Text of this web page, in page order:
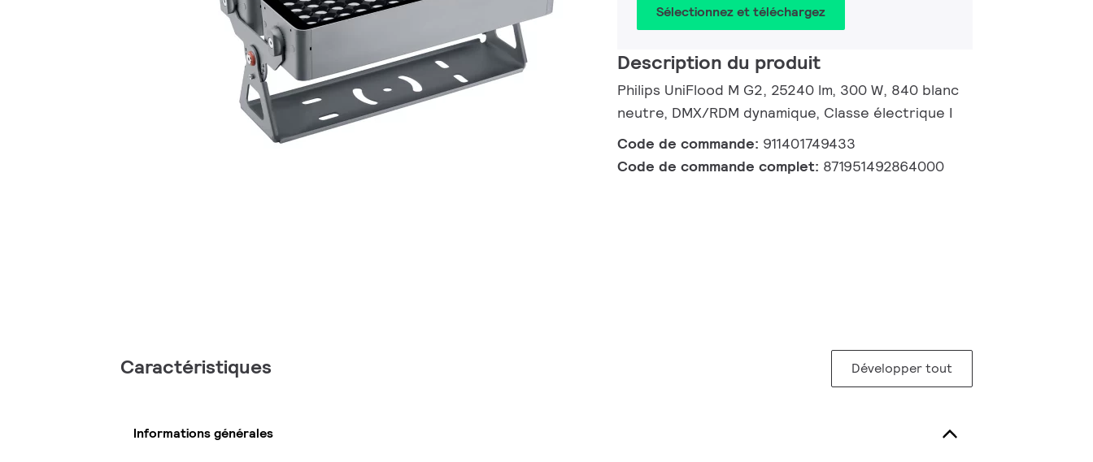
Sélectionnez et téléchargez
Description du produit
Philips UniFlood M G2, 25240 lm, 300 W, 840 blanc
neutre, DMX/RDM dynamique, Classe électrique I
Code de commande: 911401749433
Code de commande complet: 871951492864000
Caractéristiques Développer tout
Informations générales